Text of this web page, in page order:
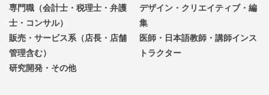
専門職（会計士・税理士・弁護
士・コンサル）
デザイン・クリエイティブ・編
集
販売・サービス系（店長・店舗
管理含む）
医師・日本語教師・講師インス
トラクター
研究開発・その他